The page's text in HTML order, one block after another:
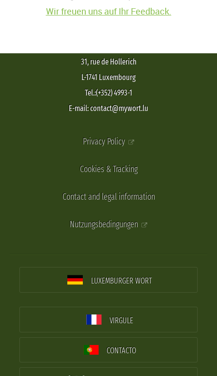
Wir freuen uns auf Ihr Feedback.
31, rue de Hollerich
L-1741 Luxembourg
Tel.:(+352) 4993-1
E-mail: contact@mywort.lu
Privacy Policy
Cookies & Tracking
Contact and legal information
Nutzungsbedingungen
LUXEMBURGER WORT
VIRGULE
CONTACTO